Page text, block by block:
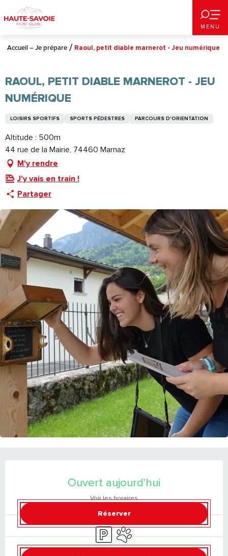
au
contenu
principal
MENU
Accueil – Je prépare Raoul, petit diable marnerot - Jeu numérique
RAOUL, PETIT DIABLE MARNEROT - JEU
NUMÉRIQUE
LOISIRS SPORTIFS SPORTS PÉDESTRES PARCOURS D'ORIENTATION
Altitude : 500m
44 rue de la Mairie, 74460 Marnaz
M'y rendre
J'y vais en train !
Partager
Ouvert aujourd'hui
Voir les horaires
Réserver
ParkingAnimaux acceptés